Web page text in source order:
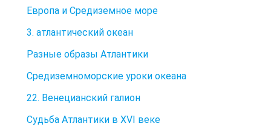
Европа и Средиземное море
3. атлантический океан
Разные образы Атлантики
Средиземноморские уроки океана
22. Венецианский галион
Судьба Атлантики в XVI веке